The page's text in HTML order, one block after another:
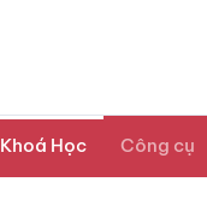
Khoá Học Công cụ